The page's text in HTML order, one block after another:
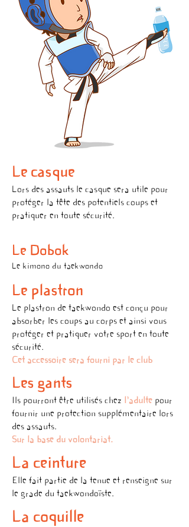
Le casque
Lors des assauts le casque sera utile pour
protéger la tête des potentiels coups et
pratiquer en toute sécurité.
Le Dobok
Le kimono du taekwondo
Le plastron
Le plastron de taekwondo est conçu pour
absorber les coups au corps et ainsi vous
protéger et pratiquer votre sport en toute
sécurité.
Cet accessoire sera fourni par le club
Les gants
Ils pourront être utilisés chez l'adulte pour
fournir une protection supplémentaire lors
des assauts.
Sur la base du volontariat.
La ceinture
Elle fait partie de la tenue et renseigne sur
le grade du taekwondoïste.
La coquille